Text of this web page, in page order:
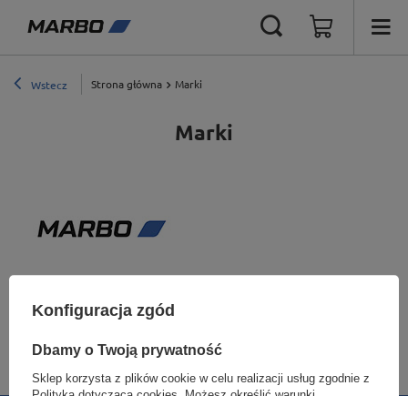
Wstecz Strona główna Marki
Marki
Marbo Regały (260)
Konfiguracja zgód
Dbamy o Twoją prywatność
Sklep korzysta z plików cookie w celu realizacji usług zgodnie z